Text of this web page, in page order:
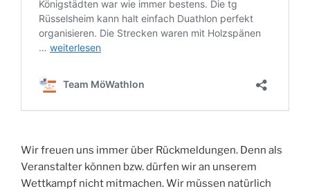
Wir freuen uns immer über Rückmeldungen. Denn als
Veranstalter können bzw. dürfen wir an unserem
Wettkampf nicht mitmachen. Wir müssen natürlich